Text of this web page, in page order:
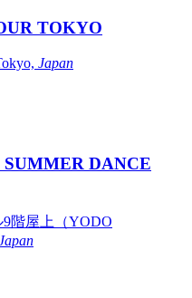
TOKYO
Japan
SUMMER DANCE
階屋上（YODO